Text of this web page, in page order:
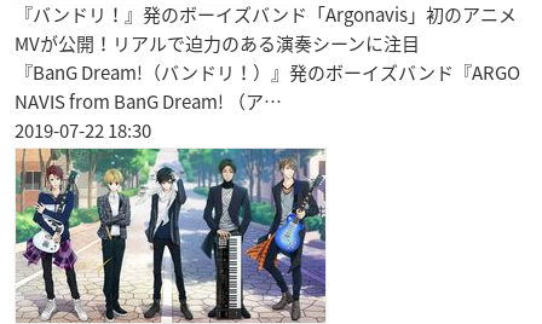
『バンドリ！』発のボーイズバンド「Argonavis」初のアニメ
MVが公開！リアルで迫力のある演奏シーンに注目
『BanG Dream!（バンドリ！）』発のボーイズバンド『ARGO
NAVIS from BanG Dream! （ア…
2019-07-22 18:30